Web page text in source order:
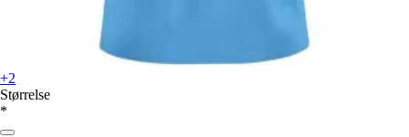
+2
Størrelse
*